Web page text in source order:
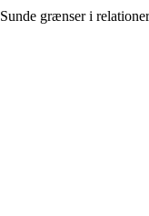
Sunde grænser i